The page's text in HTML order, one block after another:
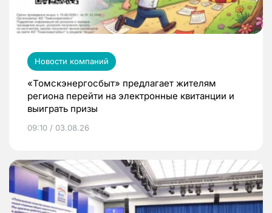
Новости компаний
«Томскэнергосбыт» предлагает жителям
региона перейти на электронные квитанции и
выиграть призы
09:10 / 03.08.26